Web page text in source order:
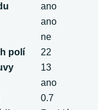
ano
ano
ne
polí
22
13
ano
0.7